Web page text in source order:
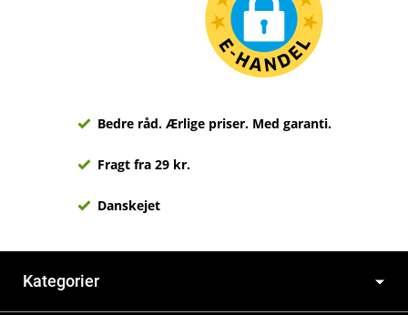
Bedre råd. Ærlige priser. Med garanti.
Fragt fra 29 kr.
Danskejet
Kategorier